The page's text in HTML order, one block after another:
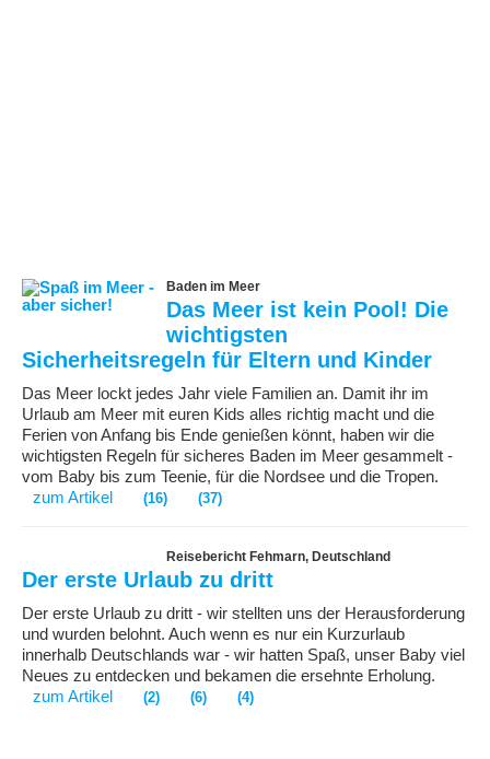
Baden im Meer
Das Meer ist kein Pool! Die
wichtigsten
Sicherheitsregeln für Eltern und Kinder
Das Meer lockt jedes Jahr viele Familien an. Damit ihr im
Urlaub am Meer mit euren Kids alles richtig macht und die
Ferien von Anfang bis Ende genießen könnt, haben wir die
wichtigsten Regeln für sicheres Baden im Meer gesammelt -
vom Baby bis zum Teenie, für die Nordsee und die Tropen.
zum Artikel
(16) (37)
Reisebericht Fehmarn, Deutschland
Der erste Urlaub zu dritt
Der erste Urlaub zu dritt - wir stellten uns der Herausforderung
und wurden belohnt. Auch wenn es nur ein Kurzurlaub
innerhalb Deutschlands war - wir hatten Spaß, unser Baby viel
Neues zu entdecken und bekamen die ersehnte Erholung.
zum Artikel
(2) (6) (4)